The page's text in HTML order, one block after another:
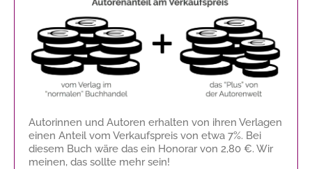
Autorinnen und Autoren erhalten von ihren Verlagen
einen Anteil vom Verkaufspreis von etwa 7%. Bei
diesem Buch wäre das ein Honorar von 2,80 €. Wir
meinen, das sollte mehr sein!